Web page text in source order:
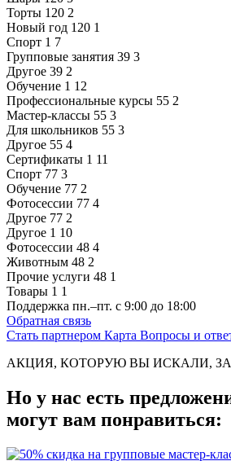
Торты 120 2
Новый год 120 1
Спорт 1 7
Групповые занятия 39 3
Другое 39 2
Обучение 1 12
Профессиональные курсы 55 2
Мастер-классы 55 3
Для школьников 55 3
Другое 55 4
Сертификаты 1 11
Спорт 77 3
Обучение 77 2
Фотосессии 77 4
Другое 77 2
Другое 1 10
Фотосессии 48 4
Животным 48 2
Прочие услуги 48 1
Товары 1 1
Поддержка пн.–пт. с 9:00 до 18:00
Обратная связь
Стать партнером Карта Вопросы и
АКЦИЯ, КОТОРУЮ ВЫ ИСКАЛИ,
Но у нас есть
могут вам понравиться: